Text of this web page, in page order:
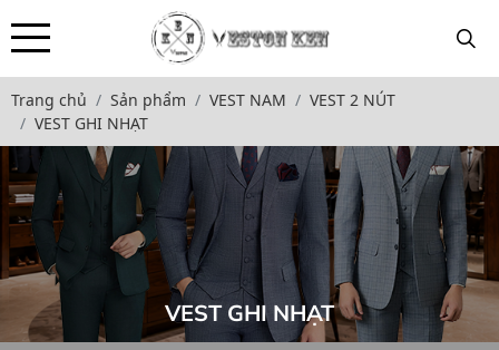
Trang chủ Sản phẩm VEST NAM
VEST 2 NÚT
VEST GHI NHẠT
VEST GHI NHẠT